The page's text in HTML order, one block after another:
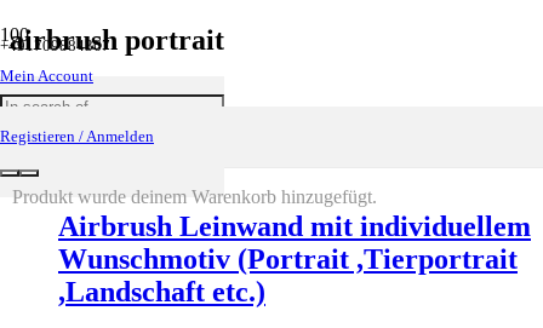
+491709884367
Mein Account
Registieren / Anmelden
Produkt wurde deinem Warenkorb hinzugefügt.
airbrush portrait
Zeigt alle 2 Ergebnisse
Airbrush Leinwand mit individuellem
Wunschmotiv (Portrait ,Tierportrait
,Landschaft etc.)